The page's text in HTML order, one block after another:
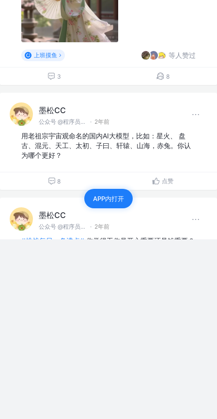
上班摸鱼 等人赞过
3 8
墨松CC
公众号 @程序员墨松 · 2年前
用老祖宗宇宙观命名的国内AI大模型，比如：星火、 盘
古、混元、天工、太初、子曰、轩辕、山海，赤兔。你认
为哪个更好？
8 点赞
墨松CC
公众号 @程序员墨松 · 2年前
#挑战每日一条沸点# 你觉得工作是开心重要还是钱重要？
APP内打开